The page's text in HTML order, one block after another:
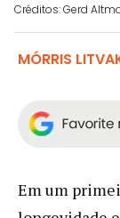
Créditos: Gerd
MÓRRIS
Em um